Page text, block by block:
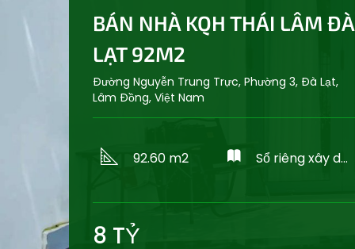
BÁN NHÀ KQH THÁI LÂM ĐÀ
LẠT 92M2
Đường Nguyễn Trung Trực, Phường 3, Đà Lạt,
Lâm Đồng, Việt Nam
92.60 m2 Sổ riêng xây dựng
8 TỶ